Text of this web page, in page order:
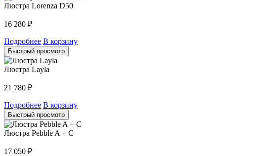
Люстра Lorenza D50
16 280 ₽
Подробнее В корзину
Быстрый просмотр
Люстра Layla
21 780 ₽
Подробнее В корзину
Быстрый просмотр
Люстра Pebble A + C
17 050 ₽